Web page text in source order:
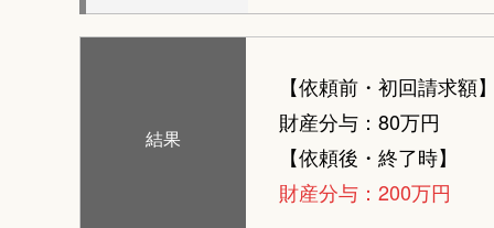
結果
【依頼前・初回請求額
財産分与：80万円
【依頼後・終了時】
財産分与：200万円